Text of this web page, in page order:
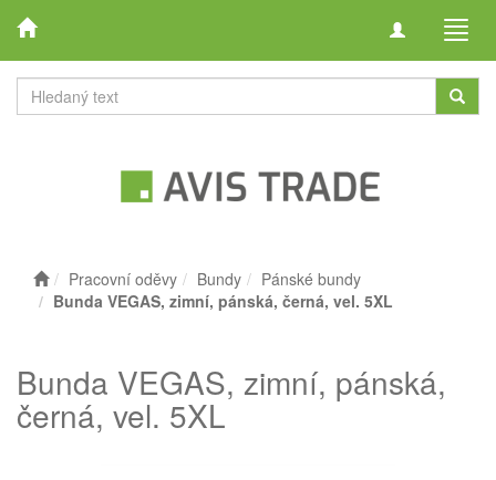
Toggle
Pracovní oděvy Bundy
Pánské bundy
Bunda VEGAS, zimní, pánská, černá, vel. 5XL
Bunda VEGAS, zimní, pánská,
černá, vel. 5XL